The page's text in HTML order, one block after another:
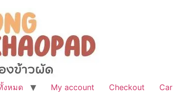
งหมด My account Checkout